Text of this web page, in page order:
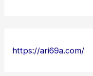
https://ari69a.com/